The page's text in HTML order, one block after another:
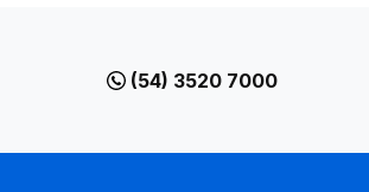
(54) 3520 7000